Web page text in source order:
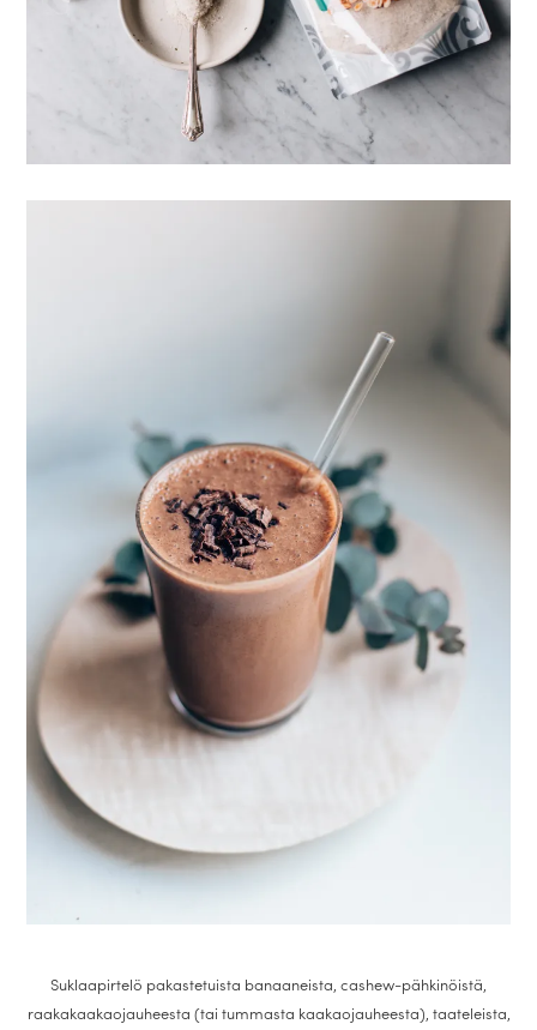
Suklaapirtelö pakastetuista banaaneista, cashew-pähkinöistä,
raakakaakaojauheesta (tai tummasta kaakaojauheesta), taateleista,